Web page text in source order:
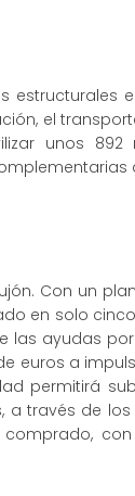
el
unos 892
Con un
en solo
las ayudas
euros a
permitirá
a través de